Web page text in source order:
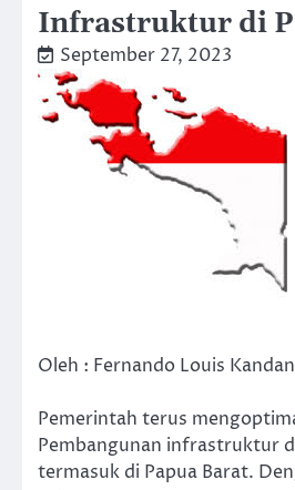
Infrastruktur di
September 27, 2023
Oleh : Fernando Louis
Pemerintah terus
Pembangunan infrastruktur
termasuk di Papua Barat.